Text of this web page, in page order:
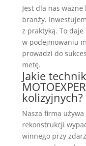
Jest dla nas
branży.
z praktyką. To
w podejmowaniu
prowadzi do
metę.
Jakie
kolizyjnych?
Nasza firma
rekonstrukcji
winnego przy